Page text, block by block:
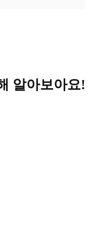
알아보아요!